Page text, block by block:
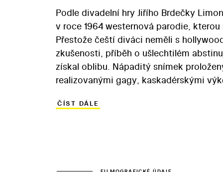
Podle divadelní hry Jiřího Brdečky
v roce 1964 westernová parodie,
Přestože čeští diváci neměli s
zkušenosti, příběh o ušlechtilém
získal oblibu. Nápaditý snímek
realizovanými gagy, kaskadérskými
zabarvení obrazu, evokující techniku
ČÍST DÁLE